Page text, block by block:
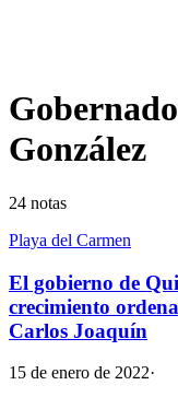
González
24 notas
Playa del Carmen
El gobierno de
crecimiento
Carlos Joaquín
15 de enero de 2022·